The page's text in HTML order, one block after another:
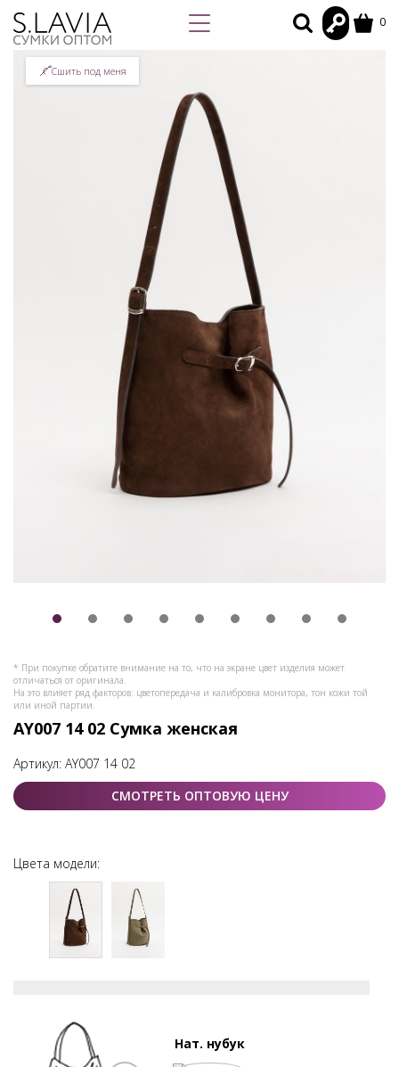
0
* При покупке обратите внимание на то, что на экране цвет изделия может
отличаться от оригинала.
На это влияет ряд факторов: цветопередача и калибровка монитора, тон кожи той
или иной партии.
Сшить под меня
AY007 14 02 Сумка женская
Артикул: AY007 14 02
СМОТРЕТЬ ОПТОВУЮ ЦЕНУ
Цвета модели:
Нат. нубук